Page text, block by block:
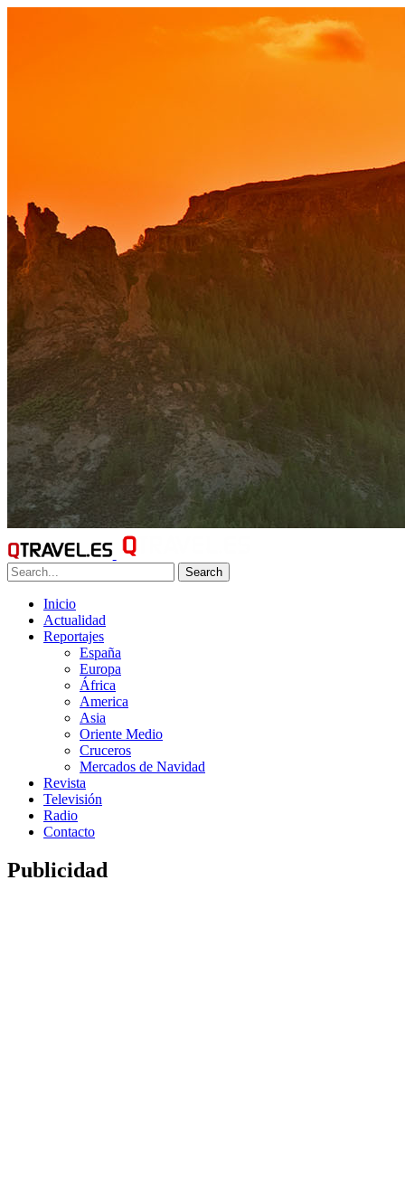
Search
Inicio
Actualidad
Reportajes
España
Europa
África
America
Asia
Oriente Medio
Cruceros
Mercados de Navidad
Revista
Televisión
Radio
Contacto
Publicidad